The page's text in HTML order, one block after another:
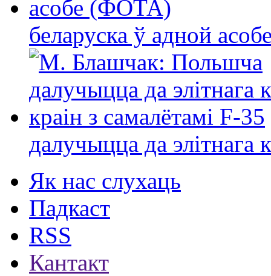
беларуска ў адной
далучыцца да элітнага
Як нас слухаць
Падкаст
RSS
Кантакт